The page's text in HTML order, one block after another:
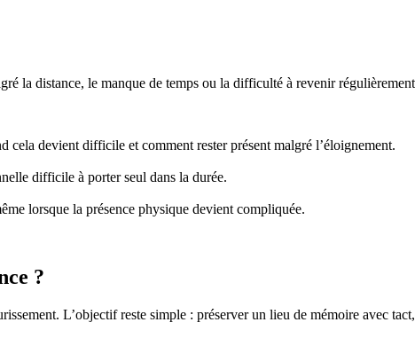
la distance, le manque de temps ou la difficulté à revenir
cela devient difficile et comment rester présent malgré l’éloignement.
difficile à porter seul dans la durée.
lorsque la présence physique devient compliquée.
?
L’objectif reste simple : préserver un lieu de mémoire avec